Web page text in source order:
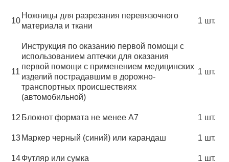
10
Ножницы для разрезания перевязочного
материала и ткани
1 шт.
11
Инструкция по оказанию первой помощи с
использованием аптечки для оказания
первой помощи с применением медицинских
изделий пострадавшим в дорожно-
транспортных происшествиях
(автомобильной)
1 шт.
12 Блокнот формата не менее А7 1 шт.
13 Маркер черный (синий) или карандаш 1 шт.
14Футляр или сумка 1 шт.